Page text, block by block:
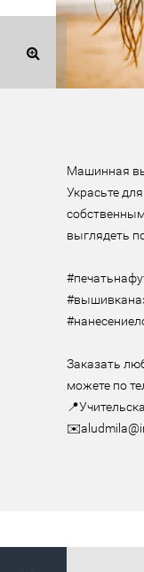
Машинная
Украсьте
выглядеть
Заказать
можете по